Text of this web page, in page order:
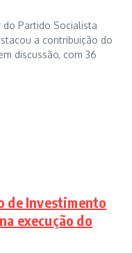
do Partido Socialista
a contribuição do
discussão, com 36
de Investimento
execução do